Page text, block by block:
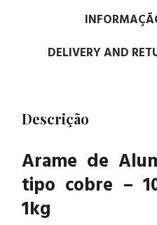
DELIVERY AND
Descrição
Arame de
tipo cobre –
1kg